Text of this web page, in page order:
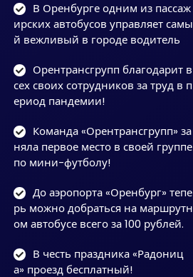
В Оренбурге одним из пассаж
ирских автобусов управляет самы
й вежливый в городе водитель
Орентрансгрупп благодарит в
сех своих сотрудников за труд в п
ериод пандемии!
Команда «Орентрансгрупп» за
няла первое место в своей группе
по мини-футболу!
До аэропорта «Оренбург» тепе
рь можно добраться на маршрутн
ом автобусе всего за 100 рублей.
В честь праздника «Радониц
а» проезд бесплатный!